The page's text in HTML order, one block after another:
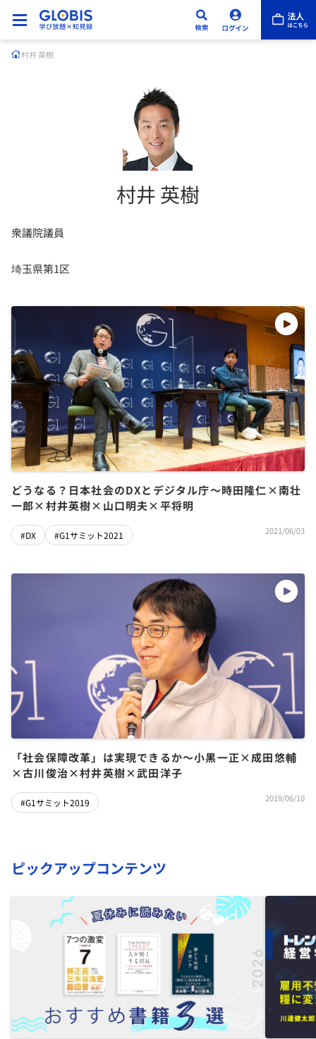
村井 英樹
村井 英樹
衆議院議員
埼玉県第1区
どうなる？日本社会のDXとデジタル庁～時田隆仁×南壮
一郎×村井英樹×山口明夫×平将明
#DX #G1サミット2021 2021/06/03
「社会保障改革」は実現できるか～小黒一正×成田悠輔
×古川俊治×村井英樹×武田洋子
#G1サミット2019 2019/06/10
ピックアップコンテンツ